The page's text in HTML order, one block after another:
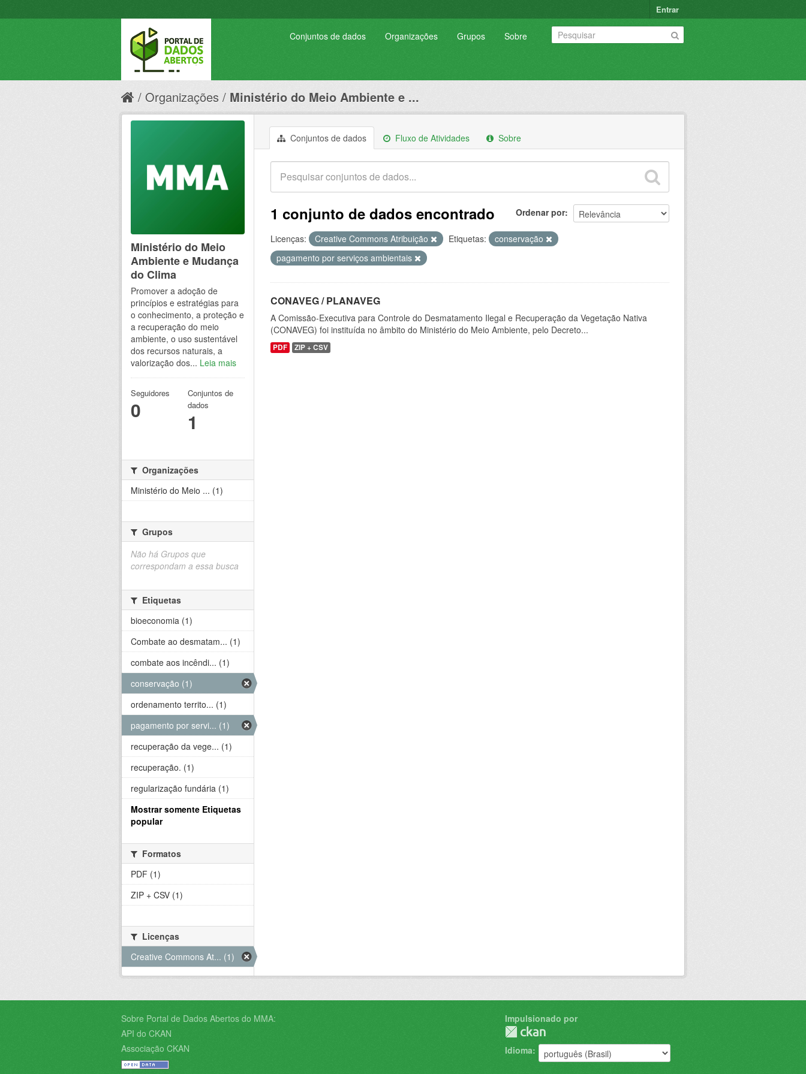
Entrar
Conjuntos de dados Organizações Grupos Sobre
Organizações Ministério do Meio Ambiente e ...
Conjuntos de dados Fluxo de Atividades Sobre
Ordenar por
1 conjunto de dados encontrado
Licenças: Creative Commons Atribuição Etiquetas:
conservação
pagamento por serviços ambientais
CONAVEG / PLANAVEG
A Comissão-Executiva para Controle do Desmatamento Ilegal e Recuperação da Vegetação Nativa
(CONAVEG) foi instituída no âmbito do Ministério do Meio Ambiente, pelo Decreto...
PDF ZIP + CSV
Ministério do Meio
Ambiente e Mudança
do Clima
Promover a adoção de
princípios e estratégias para
o conhecimento, a proteção e
a recuperação do meio
ambiente, o uso sustentável
dos recursos naturais, a
valorização dos... Leia mais
Seguidores
0
Conjuntos de
dados
1
Organizações
Ministério do Meio ... (1)
Grupos
Não há Grupos que
correspondam a essa busca
Etiquetas
bioeconomia (1)
Combate ao desmatam... (1)
combate aos incêndi... (1)
conservação (1)
ordenamento territo... (1)
pagamento por servi... (1)
recuperação da vege... (1)
recuperação. (1)
regularização fundária (1)
Mostrar somente Etiquetas
popular
Formatos
PDF (1)
ZIP + CSV (1)
Licenças
Creative Commons At... (1)
Sobre Portal de Dados Abertos do MMA:
API do CKAN
Associação CKAN
Impulsionado por
Idioma